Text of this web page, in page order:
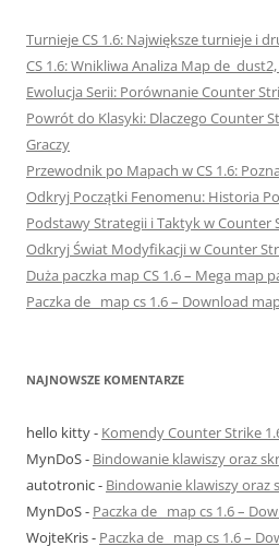
Turnieje CS 1.6: Największe turnieje i
CS 1.6: Wnikliwa Analiza Map
Ewolucja Serii: Porównanie Counter
Powrót do Klasyki: Dlaczego Counter
Graczy
Przewodnik po Mapach w CS 1.6:
Odkryj Początki Fenomenu: Historia
Podstawy Strategii i Taktyk w Counter
Odkryj Świat Modyfikacji w Counter
Duża paczka map CS 1.6 – Mega map
Paczka de_ map cs 1.6 – Download
NAJNOWSZE KOMENTARZE
hello kitty- Komendy Counter Strike
MynDoS- Bindowanie klawiszy oraz
autotronic- Bindowanie klawiszy oraz
MynDoS- Paczka de_ map cs 1.6 –
WojteKris- Paczka de_ map cs 1.6 –